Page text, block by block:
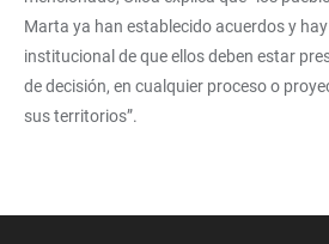
Marta ya han establecido acuerdos y
institucional de que ellos deben estar
de decisión, en cualquier proceso o
sus territorios”.